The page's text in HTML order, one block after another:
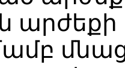
արժեքի